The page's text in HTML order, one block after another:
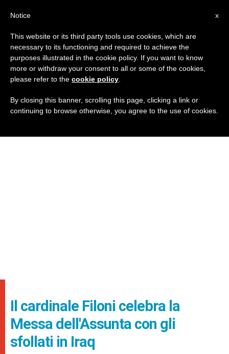
Il cardinale Filoni celebra la
Messa dell'Assunta con gli
sfollati in Iraq
x
Notice
This website or its third party tools use cookies, which are
necessary to its functioning and required to achieve the
purposes illustrated in the cookie policy. If you want to know
more or withdraw your consent to all or some of the cookies,
please refer to the cookie policy
By closing this banner, scrolling this page, clicking a link or
continuing to browse otherwise, you agree to the use of cookies.